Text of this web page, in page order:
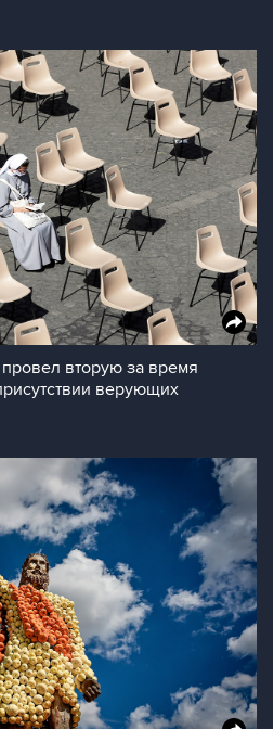
вторую за время
верующих